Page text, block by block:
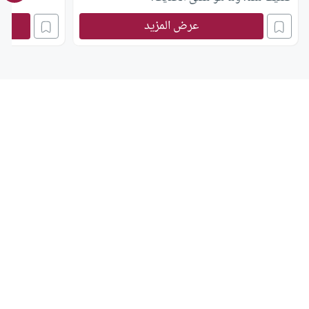
عرض المزيد